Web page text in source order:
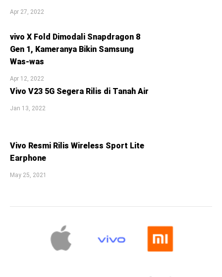
Apr 27, 2022
vivo X Fold Dimodali Snapdragon 8
Gen 1, Kameranya Bikin Samsung
Was-was
Apr 12, 2022
Vivo V23 5G Segera Rilis di Tanah Air
Jan 13, 2022
Vivo Resmi Rilis Wireless Sport Lite
Earphone
May 25, 2021